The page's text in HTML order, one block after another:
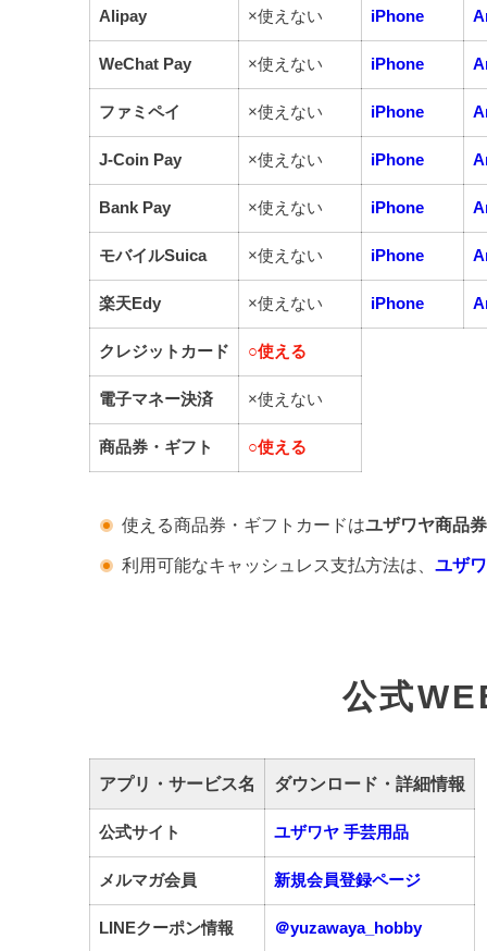
Alipay ×使えない iPhone
WeChat Pay ×使えない iPhone
ファミペイ ×使えない iPhone
J-Coin Pay ×使えない iPhone
Bank Pay ×使えない iPhone
モバイルSuica ×使えない iPhone
楽天Edy ×使えない iPhone
クレジットカード ○使える
電子マネー決済 ×使えない
商品券・ギフト ○使える
使える商品券・ギフトカードはユザワヤ商品券
利用可能なキャッシュレス支払方法は、 ユザ
公式
アプリ・サービス名 ダウンロード・詳細情報
公式サイト ユザワヤ 手芸用品
メルマガ会員 新規会員登録ページ
LINEクーポン情報 ＠yuzawaya_hobby